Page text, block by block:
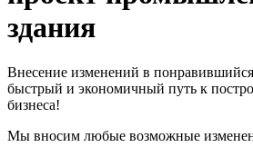
здания
Внесение изменений в понравившийся
быстрый и экономичный путь к
бизнеса!
Мы вносим любые возможные